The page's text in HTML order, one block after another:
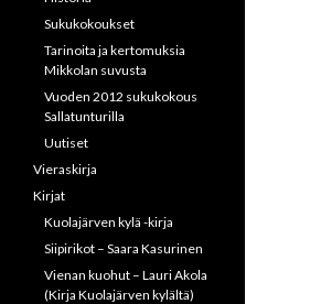
Sukukokoukset
Tarinoita ja kertomuksia
Mikkolan suvusta
Vuoden 2012 sukukokous
Sallatunturilla
Uutiset
Vieraskirja
Kirjat
Kuolajärven kylä -kirja
Siipirikot – Saara Kasurinen
Vienan kuohut – Lauri Akola
(Kirja Kuolajärven kylältä)